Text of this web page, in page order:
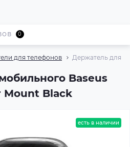
для телефонов Держатель для
Baseus
Mount Black
0
есть в наличии